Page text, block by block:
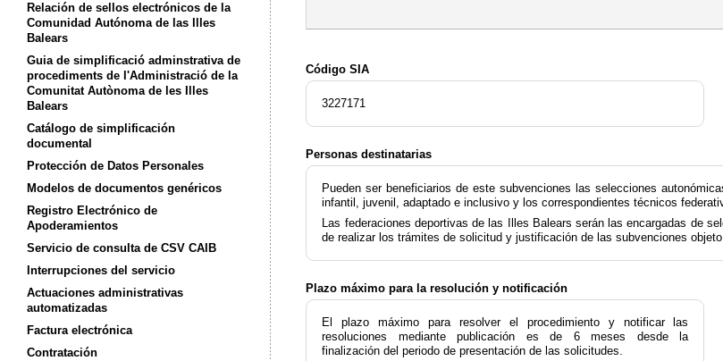
Código SIA
3227171
Personas destinatarias
Pueden ser beneficiarios de este subvenciones las selecciones
infantil, juvenil, adaptado e inclusivo y los correspondientes técnicos
Las federaciones deportivas de las Illes Balears serán las encargadas de
de realizar los trámites de solicitud y justificación de las subvenciones
Plazo máximo para la resolución y notificación
El plazo máximo para resolver el procedimiento y notificar las
resoluciones mediante publicación es de 6 meses desde la
finalización del periodo de presentación de las solicitudes.
Relación de sellos electrónicos de la
Comunidad Autónoma de las Illes
Balears
Guia de simplificació adminstrativa de
procediments de l'Administració de la
Comunitat Autònoma de les Illes
Balears
Catálogo de simplificación
documental
Protección de Datos Personales
Modelos de documentos genéricos
Registro Electrónico de
Apoderamientos
Servicio de consulta de CSV CAIB
Interrupciones del servicio
Actuaciones administrativas
automatizadas
Factura electrónica
Contratación